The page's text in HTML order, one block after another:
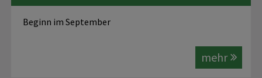
Beginn im September
mehr